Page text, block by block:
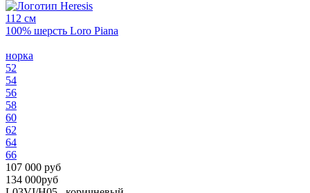
112 см
100% шерсть Loro Piana
норка
52
54
56
58
60
62
64
66
107 000 руб
134 000руб